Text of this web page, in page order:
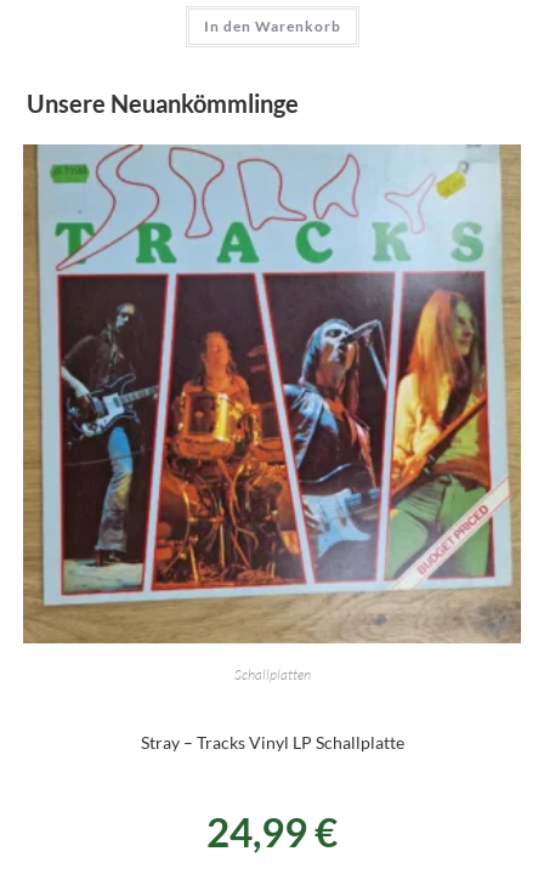
In den Warenkorb
Unsere Neuankömmlinge
Schallplatten
Stray – Tracks Vinyl LP Schallplatte
24,99€